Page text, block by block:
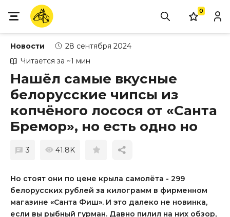
0
Новости
28 сентября 2024
Читается за ~1 мин
Нашёл самые вкусные
белорусские чипсы из
копчёного лосося от «Санта
Бремор», но есть одно но
3 41.8K
Но стоят они по цене крыла самолёта - 299
белорусских рублей за килограмм в фирменном
магазине «Санта Фиш». И это далеко не новинка,
если вы рыбный гурман. Давно пилил на них обзор,